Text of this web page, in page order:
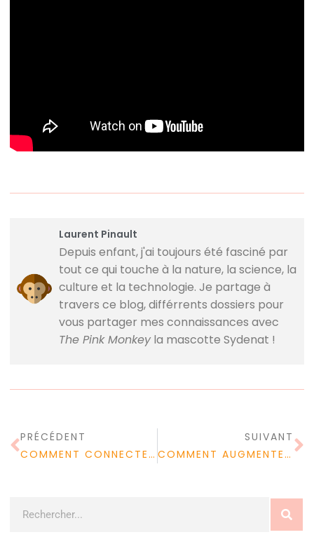
Laurent Pinault
Depuis enfant, j'ai toujours été fasciné par
tout ce qui touche à la nature, la science, la
culture et la technologie. Je partage à
travers ce blog, différrents dossiers pour
vous partager mes connaissances avec
The Pink Monkeyla mascotte Sydenat !
PRÉCÉDENT
COMMENT CONNECTER MON PC EN WIFI ?
SUIVANT
COMMENT AUGMENTER SA TENSION ?